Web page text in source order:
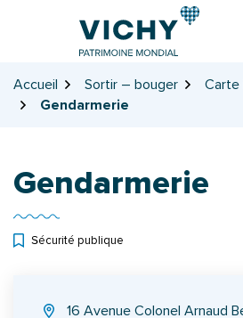
pageAccueil Sortir – bouger
Carte
Gendarmerie
Gendarmerie
Sécurité publique
16 Avenue Colonel Arnaud